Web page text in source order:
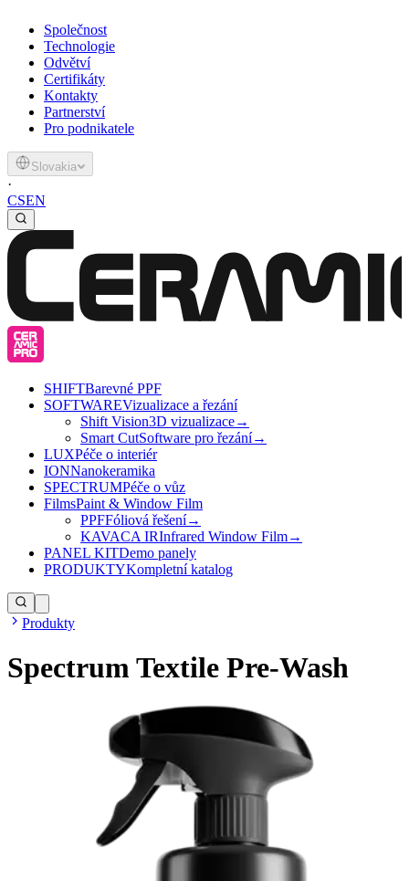
Společnost
Technologie
Odvětví
Certifikáty
Kontakty
Partnerství
Pro podnikatele
Slovakia
·
CSEN
SHIFTBarevné PPF
SOFTWAREVizualizace a řezání
Shift Vision3D vizualizace→
Smart CutSoftware pro řezání→
LUXPéče o interiér
IONNanokeramika
SPECTRUMPéče o vůz
FilmsPaint & Window Film
PPFFóliová řešení→
KAVACA IRInfrared Window Film→
PANEL KITDemo panely
PRODUKTYKompletní katalog
Produkty
Spectrum Textile Pre-Wash